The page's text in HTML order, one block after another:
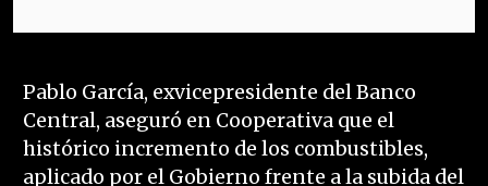
Pablo García, exvicepresidente del Banco
Central, aseguró en Cooperativa que el
histórico incremento de los combustibles,
aplicado por el Gobierno frente a la subida del